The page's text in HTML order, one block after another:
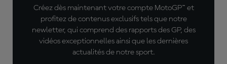
Créez dès maintenant votre compte MotoGP™ et
profitez de contenus exclusifs tels que notre
newletter, qui comprend des rapports des GP, des
vidéos exceptionnelles ainsi que les dernières
actualités de notre sport.